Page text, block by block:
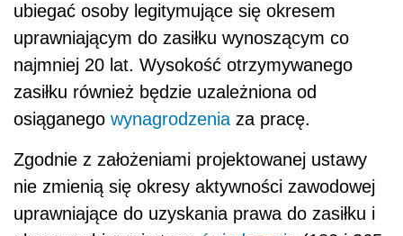
ubiegać osoby legitymujące się okresem
uprawniającym do zasiłku wynoszącym co
najmniej 20 lat. Wysokość otrzymywanego
zasiłku również będzie uzależniona od
osiąganego wynagrodzeniaza pracę.
Zgodnie z założeniami projektowanej ustawy
nie zmienią się okresy aktywności zawodowej
uprawniające do uzyskania prawa do zasiłku i